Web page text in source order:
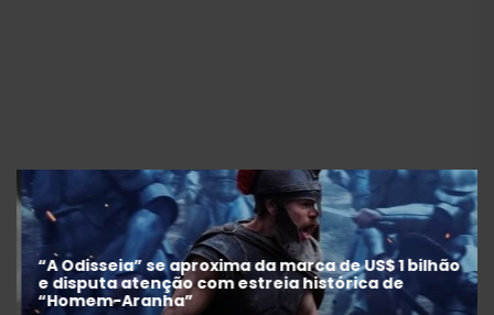
Festival de Cinema de Gramado anuncia filmes
concorrentes e homenagens a Maria Fernanda
Cândido e Selton Mello